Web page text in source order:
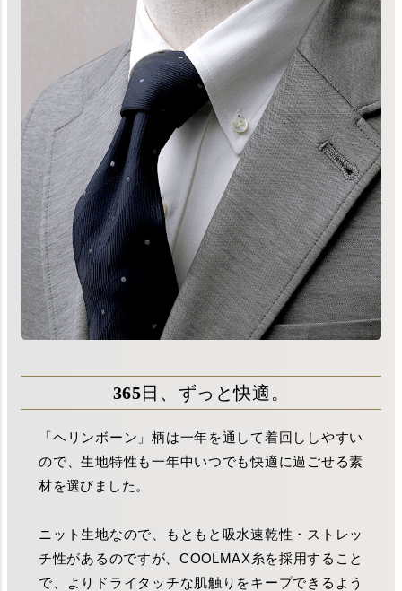
365日、ずっと快適。
「ヘリンボーン」柄は一年を通して着回ししやすい
ので、生地特性も一年中いつでも快適に過ごせる素
材を選びました。
ニット生地なので、もともと吸水速乾性・ストレッ
チ性があるのですが、COOLMAX糸を採用すること
で、よりドライタッチな肌触りをキープできるよう